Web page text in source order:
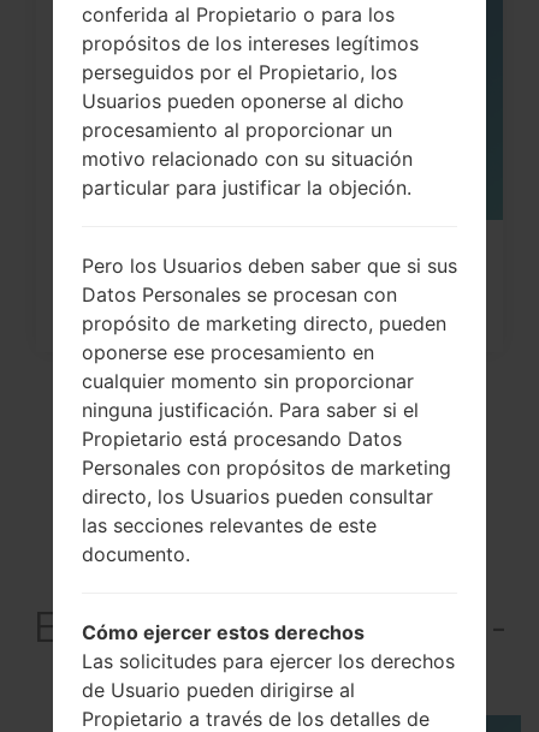
¿Cómo restablecer datos de fábrica
a través del menú...
El vídeoSamsung SM-
J330GGalaxy J3 Pro
conferida al Propietario o para los
propósitos de los intereses legítimos
perseguidos por el Propietario, los
Usuarios pueden oponerse al dicho
procesamiento al proporcionar un
motivo relacionado con su situación
particular para justificar la objeción.
Pero los Usuarios deben saber que si sus
Datos Personales se procesan con
propósito de marketing directo, pueden
oponerse ese procesamiento en
cualquier momento sin proporcionar
ninguna justificación. Para saber si el
Propietario está procesando Datos
Personales con propósitos de marketing
directo, los Usuarios pueden consultar
las secciones relevantes de este
documento.
Cómo ejercer estos derechos
Las solicitudes para ejercer los derechos
de Usuario pueden dirigirse al
Propietario a través de los detalles de